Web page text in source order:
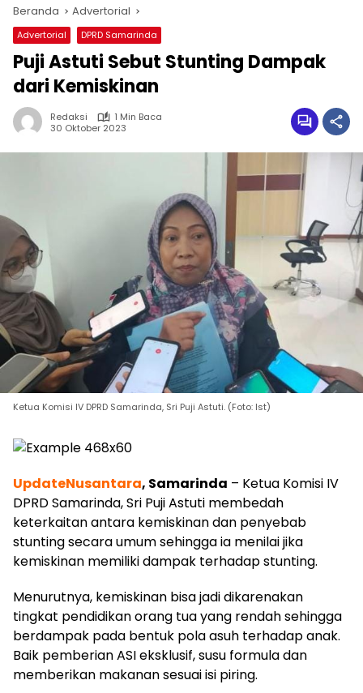
Beranda Advertorial
Advertorial DPRD Samarinda
Puji Astuti Sebut Stunting Dampak
dari Kemiskinan
Redaksi
1 Min Baca
30 Oktober 2023
Ketua Komisi IV DPRD Samarinda, Sri Puji Astuti. (Foto: Ist)
UpdateNusantara, Samarinda – Ketua Komisi IV
DPRD Samarinda, Sri Puji Astuti membedah
keterkaitan antara kemiskinan dan penyebab
stunting secara umum sehingga ia menilai jika
kemiskinan memiliki dampak terhadap stunting.
Menurutnya, kemiskinan bisa jadi dikarenakan
tingkat pendidikan orang tua yang rendah sehingga
berdampak pada bentuk pola asuh terhadap anak.
Baik pemberian ASI eksklusif, susu formula dan
memberikan makanan sesuai isi piring.